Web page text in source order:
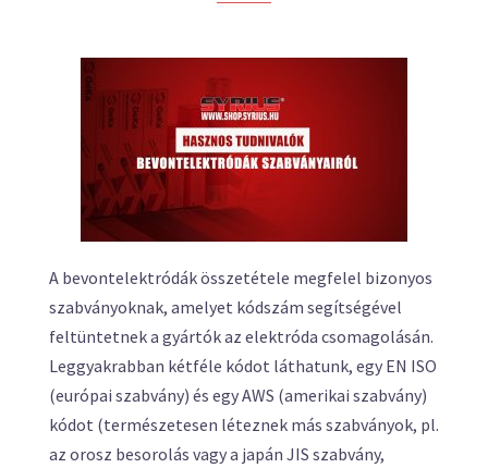
A bevontelektródák összetétele megfelel bizonyos
szabványoknak, amelyet kódszám segítségével
feltüntetnek a gyártók az elektróda csomagolásán.
Leggyakrabban kétféle kódot láthatunk, egy EN ISO
(európai szabvány) és egy AWS (amerikai szabvány)
kódot (természetesen léteznek más szabványok, pl.
az orosz besorolás vagy a japán JIS szabvány,